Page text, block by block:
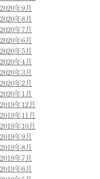
2020年9月
2020年8月
2020年7月
2020年6月
2020年5月
2020年4月
2020年3月
2020年2月
2020年1月
2019年12月
2019年11月
2019年10月
2019年9月
2019年8月
2019年7月
2019年6月